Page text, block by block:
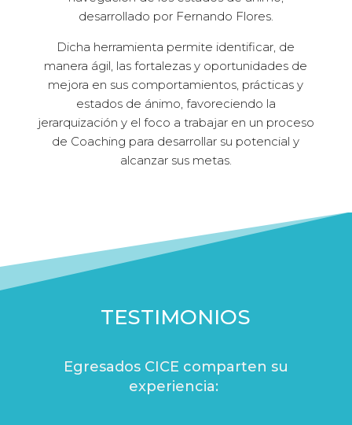
desarrollado por Fernando Flores.
Dicha herramienta permite identificar, de
manera ágil, las fortalezas y oportunidades de
mejora en sus comportamientos, prácticas y
estados de ánimo, favoreciendo la
jerarquización y el foco a trabajar en un proceso
de Coaching para desarrollar su potencial y
alcanzar sus metas.
TESTIMONIOS
Egresados CICE comparten su
experiencia: